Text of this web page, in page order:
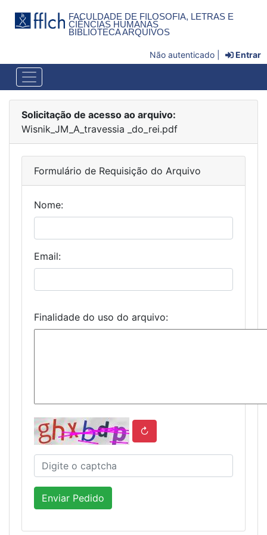
FACULDADE DE FILOSOFIA, LETRAS E
CIÊNCIAS HUMANAS
BIBLIOTECA ARQUIVOS
Não autenticado | Entrar
Solicitação de acesso ao arquivo:
Wisnik_JM_A_travessia _do_rei.pdf
Formulário de Requisição do Arquivo
Nome:
Email:
Finalidade do uso do arquivo:
↻
Enviar Pedido